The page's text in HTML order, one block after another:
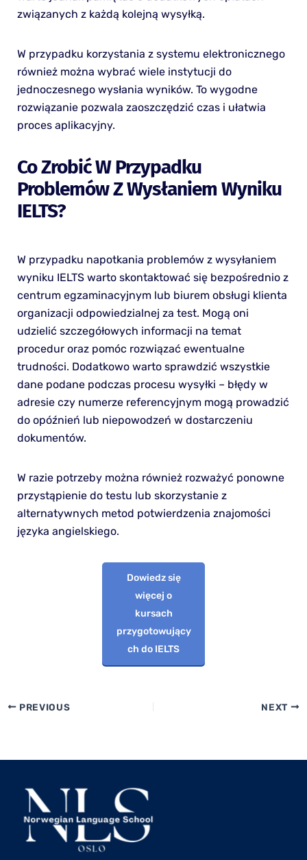
związanych z każdą kolejną wysyłką.
W przypadku korzystania z systemu elektronicznego
również można wybrać wiele instytucji do
jednoczesnego wysłania wyników. To wygodne
rozwiązanie pozwala zaoszczędzić czas i ułatwia
proces aplikacyjny.
Co Zrobić W Przypadku
Problemów Z Wysłaniem Wyniku
IELTS?
W przypadku napotkania problemów z wysyłaniem
wyniku IELTS warto skontaktować się bezpośrednio z
centrum egzaminacyjnym lub biurem obsługi klienta
organizacji odpowiedzialnej za test. Mogą oni
udzielić szczegółowych informacji na temat
procedur oraz pomóc rozwiązać ewentualne
trudności. Dodatkowo warto sprawdzić wszystkie
dane podane podczas procesu wysyłki – błędy w
adresie czy numerze referencyjnym mogą prowadzić
do opóźnień lub niepowodzeń w dostarczeniu
dokumentów.
W razie potrzeby można również rozważyć ponowne
przystąpienie do testu lub skorzystanie z
alternatywnych metod potwierdzenia znajomości
języka angielskiego.
Dowiedz się
więcej o
kursach
przygotowujący
ch do IELTS
PREVIOUS NEXT